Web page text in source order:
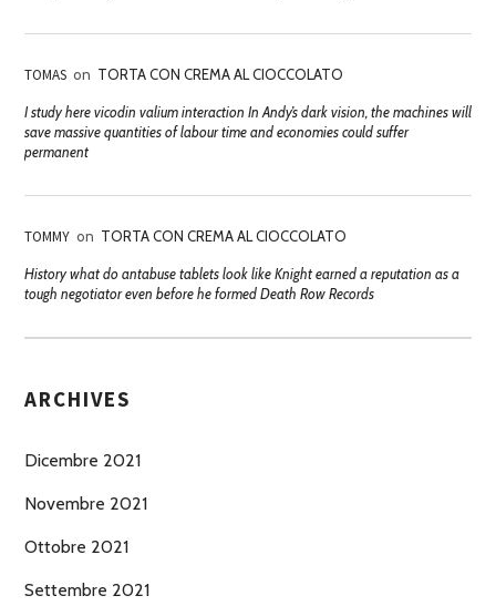
TOMAS on TORTA CON CREMA AL CIOCCOLATO
I study here vicodin valium interaction In Andy’s dark vision, the machines will
save massive quantities of labour time and economies could suffer
permanent
TOMMY on TORTA CON CREMA AL CIOCCOLATO
History what do antabuse tablets look like Knight earned a reputation as a
tough negotiator even before he formed Death Row Records
ARCHIVES
Dicembre 2021
Novembre 2021
Ottobre 2021
Settembre 2021